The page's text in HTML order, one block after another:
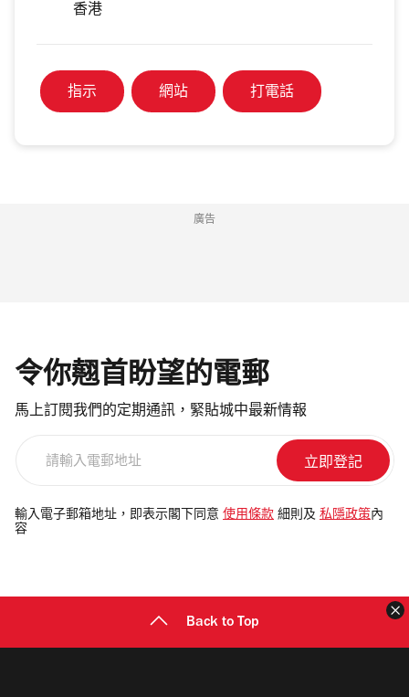
香港
指示 網站 打電話
廣告
令你翹首盼望的電郵
馬上訂閱我們的定期通訊，緊貼城中最新情報
電
郵
輸入電子郵箱地址，即表示閣下同意 使用條款 細則及 私隱政策 內
容
Back to Top